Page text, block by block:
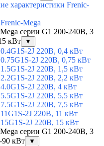
характеристики Frenic-
Mega
серии G1 200-240В, 3
кВт
▼
2J 220В, 0,4 кВт
2J 220В, 0,75 кВт
2J 220В, 1,5 кВт
2J 220В, 2,2 кВт
2J 220В, 4 кВт
2J 220В, 5,5 кВт
2J 220В, 7,5 кВт
2J 220В, 11 кВт
2J 220В, 15 кВт
серии G1 200-240В, 3
90 кВт
▼